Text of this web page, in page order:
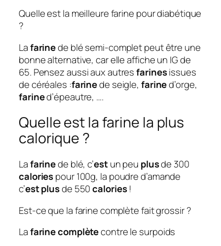
Quelle est la meilleure farine pour diabétique
?
Lafarinede blé semi-complet peut être une
bonne alternative, car elle affiche un IG de
65. Pensez aussi aux autresfarinesissues
de céréales :farinede seigle, farined’orge,
farined’épeautre, ….
Quelle est la farine la plus
calorique ?
Lafarinede blé, c’estun peu plusde 300
caloriespour 100g, la poudre d’amande
c’est plusde 550calories!
Est-ce que la farine complète fait grossir ?
Lafarine complètecontre le surpoids